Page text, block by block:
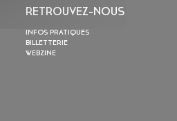
RETROUVEZ-NOUS
INFOS PRATIQUES
BILLETTERIE
WEBZINE